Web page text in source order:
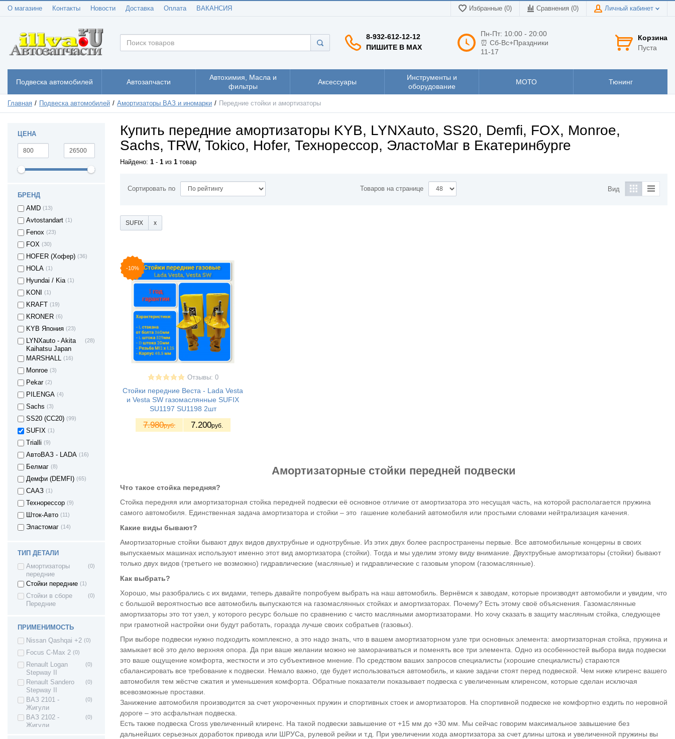
О магазине Контакты Новости Доставка Оплата ВАКАНСИЯ Избранные (0) Сравнения (0) Личный кабинет
8-932-612-12-12
ПИШИТЕ В MAX
Пн-Пт: 10:00 - 20:00
⏰ Сб-Вс+Праздники
11-17
Корзина
Пуста
Подвеска автомобилей Автозапчасти
Автохимия, Масла и
фильтры
Аксессуары
Инструменты и
оборудование
МОТО Тюнинг
Главная Подвеска автомобилей Амортизаторы ВАЗ и иномарки Передние стойки и амортизаторы
ЦЕНА
БРЕНД
AMD (13)
Avtostandart (1)
Fenox (23)
FOX (30)
HOFER (Хофер) (36)
HOLA (1)
Hyundai / Kia (1)
KONI (1)
KRAFT (19)
KRONER (6)
KYB Япония (23)
LYNXauto - Akita
Kaihatsu Japan
(28)
MARSHALL (16)
Monroe (3)
Pekar (2)
PILENGA (4)
Sachs (3)
SS20 (СС20) (99)
SUFIX (1)
Trialli (9)
АвтоВАЗ - LADA (16)
Белмаг (8)
Демфи (DEMFI) (65)
СААЗ (1)
Технорессор (9)
Шток-Авто (11)
Эластомаг (14)
ТИП ДЕТАЛИ
Амортизаторы
передние
(0)
Стойки передние (1)
Стойки в сборе
Передние
(0)
ПРИМЕНИМОСТЬ
Nissan Qashqai +2 (0)
Focus C-Max 2 (0)
Renault Logan
Stepway II
(0)
Renault Sandero
Stepway II
(0)
ВАЗ 2101 -
Жигули
(0)
ВАЗ 2102 -
Жигули
(0)
Купить передние амортизаторы KYB, LYNXauto, SS20, Demfi, FOX, Monroe,
Sachs, TRW, Tokico, Hofer, Технорессор, ЭластоМаг в Екатеринбурге
Найдено: 1 - 1 из 1 товар
Сортировать по Товаров на странице Вид
SUFIX
-10%
Отзывы: 0
Стойки передние Веста - Lada Vesta
и Vesta SW газомаслянные SUFIX
SU1197 SU1198 2шт
7.980руб. 7.200руб.
Амортизаторные стойки передней подвески
Что такое стойка передняя?
Стойка передняя или амортизаторная стойка передней подвески её основное отличие от амортизатора это несущая часть, на которой располагается пружина
самого автомобиля. Единственная задача амортизатора и стойки – это гашение колебаний автомобиля или простыми словами нейтрализация качения.
Какие виды бывают?
Амортизаторные стойки бывают двух видов двухтрубные и однотрубные. Из этих двух более распространены первые. Все автомобильные концерны в своих
выпускаемых машинах используют именно этот вид амортизатора (стойки). Тогда и мы уделим этому виду внимание. Двухтрубные амортизаторы (стойки) бывают
только двух видов (третьего не возможно) гидравлические (масляные) и гидравлические с газовым упором (газомаслянные).
Как выбрать?
Хорошо, мы разобрались с их видами, теперь давайте попробуем выбрать на наш автомобиль. Вернёмся к заводам, которые производят автомобили и увидим, что
с большой вероятностью все автомобиль выпускаются на газомаслянных стойках и амортизаторах. Почему? Есть этому своё объяснения. Газомаслянные
амортизаторы это тот узел, у которого ресурс больше по сравнению с чисто масляными амортизаторами. Но хочу сказать в защиту масляным стойка, следующее
при грамотной настройки они будут работать, горазда лучше своих собратьев (газовых).
При выборе подвески нужно подходить комплексно, а это надо знать, что в вашем амортизаторном узле три основных элемента: амортизаторная стойка, пружина и
замыкает всё это дело верхняя опора. Да при ваше желании можно не заморачиваться и поменять все три элемента. Одно из особенностей выбора вида подвески
это ваше ощущение комфорта, жесткости и это субъективное мнение. По средством ваших запросов специалисты (хорошие специалисты) стараются
сбалансировать все требование к подвески. Немало важно, где будет использоваться автомобиль, и какие задачи стоят перед подвеской. Чем ниже клиренс вашего
автомобиля тем жёстче сжатия и уменьшения комфорта. Обратные показатели показывает подвеска с увеличенным клиренсом, которые сделан исключая
всевозможные проставки.
Занижение автомобиля производится за счет укороченных пружин и спортивных стоек и амортизаторов. На спортивной подвеске не комфортно ездить по неровной
дороге – это асфальтная подвеска.
Есть также подвеска Cross увеличенный клиренс. На такой подвески завышение от +15 мм до +30 мм. Мы сейчас говорим максимальное завышение без
дальнейших серьезных доработок привода или ШРУСа, рулевой рейки и т.д. При увеличении хода амортизатора за счет длины штока и увеличенной пружины вы